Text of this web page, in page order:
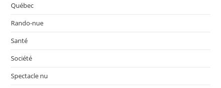
Québec
Rando-nue
Santé
Société
Spectacle nu